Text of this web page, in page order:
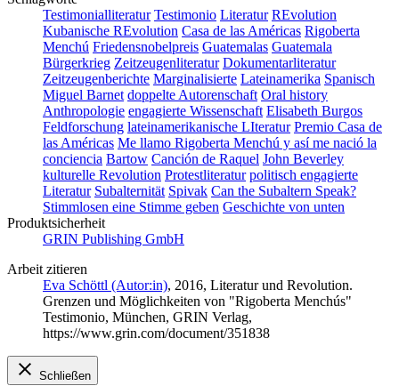
Testimonialliteratur Testimonio Literatur REvolution
Kubanische REvolution Casa de las Américas Rigoberta
Menchú Friedensnobelpreis Guatemalas Guatemala
Bürgerkrieg Zeitzeugenliteratur Dokumentarliteratur
Zeitzeugenberichte Marginalisierte Lateinamerika Spanisch
Miguel Barnet doppelte Autorenschaft Oral history
Anthropologie engagierte Wissenschaft Elisabeth Burgos
Feldforschung lateinamerikanische LIteratur Premio Casa de
las Américas Me llamo Rigoberta Menchú y así me nació la
conciencia Bartow Canción de Raquel John Beverley
kulturelle Revolution Protestliteratur politisch engagierte
Literatur Subalternität Spivak Can the Subaltern Speak?
Stimmlosen eine Stimme geben Geschichte von unten
Produktsicherheit
GRIN Publishing GmbH
Arbeit zitieren
Eva Schöttl (Autor:in), 2016, Literatur und Revolution.
Grenzen und Möglichkeiten von "Rigoberta Menchús"
Testimonio, München, GRIN Verlag,
https://www.grin.com/document/351838
Schließen